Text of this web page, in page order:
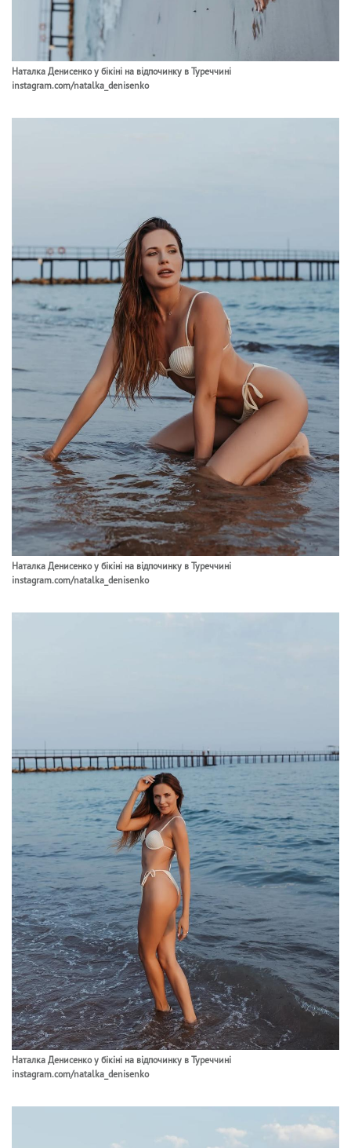
Наталка Денисенко у бікіні на відпочинку в Туреччині
instagram.com/natalka_denisenko
Наталка Денисенко у бікіні на відпочинку в Туреччині
instagram.com/natalka_denisenko
Наталка Денисенко у бікіні на відпочинку в Туреччині
instagram.com/natalka_denisenko